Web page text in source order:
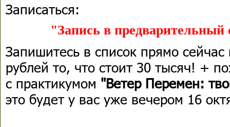
Записаться:
"Запись в предварительный
Запишитесь в список прямо
рублей то, что стоит 30 тысяч! +
с практикумом "Ветер Перемен:
это будет у вас уже вечером 16